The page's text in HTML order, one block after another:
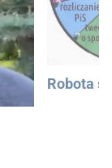
Robota